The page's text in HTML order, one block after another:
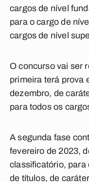
cargos de nível
para o cargo de
cargos de nível
O concurso vai ser
primeira terá prova
dezembro, de
para todos os
A segunda fase
fevereiro de 2023,
classificatório, para
de títulos, de